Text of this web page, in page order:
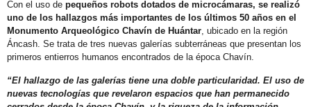
Con el uso de pequeños robots dotados de microcámaras, se realizó
uno de los hallazgos más importantes de los últimos 50 años en el
Monumento Arqueológico Chavín de Huántar, ubicado en la región
Áncash. Se trata de tres nuevas galerías subterráneas que presentan los
primeros entierros humanos encontrados de la época Chavín.
“El hallazgo de las galerías tiene una doble particularidad. El uso de
nuevas tecnologías que revelaron espacios que han permanecido